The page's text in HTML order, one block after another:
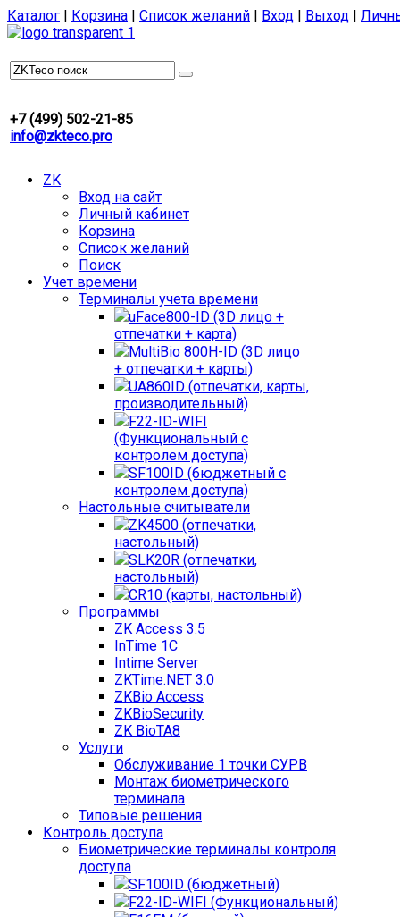
Каталог | Корзина | Список желаний | Вход | Выход |
+7 (499) 502-21-85
info@zkteco.pro
ZK
Вход на сайт
Личный кабинет
Корзина
Список желаний
Поиск
Учет времени
Терминалы учета времени
uFace800-ID (3D лицо +
отпечатки + карта)
MultiBio 800H-ID (3D лицо
+ отпечатки + карты)
UA860ID (отпечатки, карты,
производительный)
F22-ID-WIFI
(Функциональный с
контролем доступа)
SF100ID (бюджетный с
контролем доступа)
Настольные считыватели
ZK4500 (отпечатки,
настольный)
SLK20R (отпечатки,
настольный)
CR10 (карты, настольный)
Программы
ZK Access 3.5
InTime 1С
Intime Server
ZKTime.NET 3.0
ZKBio Access
ZKBioSecurity
ZK BioTA8
Услуги
Обслуживание 1 точки СУРВ
Монтаж биометрического
терминала
Типовые решения
Контроль доступа
Биометрические терминалы контроля
доступа
SF100ID (бюджетный)
F22-ID-WIFI (Функциональный)